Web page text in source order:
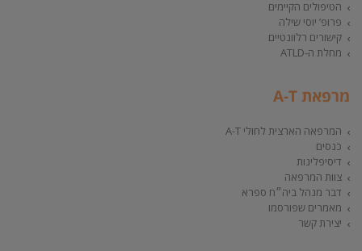
הטיפולים הקיימים
פרופ’ יוסי שילה
קישורים רלוונטיים
מחלת ה-ATLD
מרפאת A-T
המרפאה הארצית לחולי A-T
כנסים
דיסיפלינות
צוות המרפאה
דבר מנהל ביה״ח ספרא
מאמרים שפורסמו
יצירת קשר